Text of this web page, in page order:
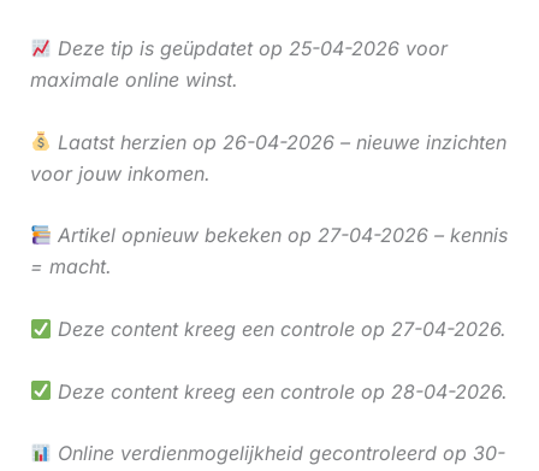
Deze tip is geüpdatet op 25-04-2026 voor
maximale online winst.
Laatst herzien op 26-04-2026 – nieuwe inzichten
voor jouw inkomen.
Artikel opnieuw bekeken op 27-04-2026 – kennis
= macht.
Deze content kreeg een controle op 27-04-2026.
Deze content kreeg een controle op 28-04-2026.
Online verdienmogelijkheid gecontroleerd op 30-